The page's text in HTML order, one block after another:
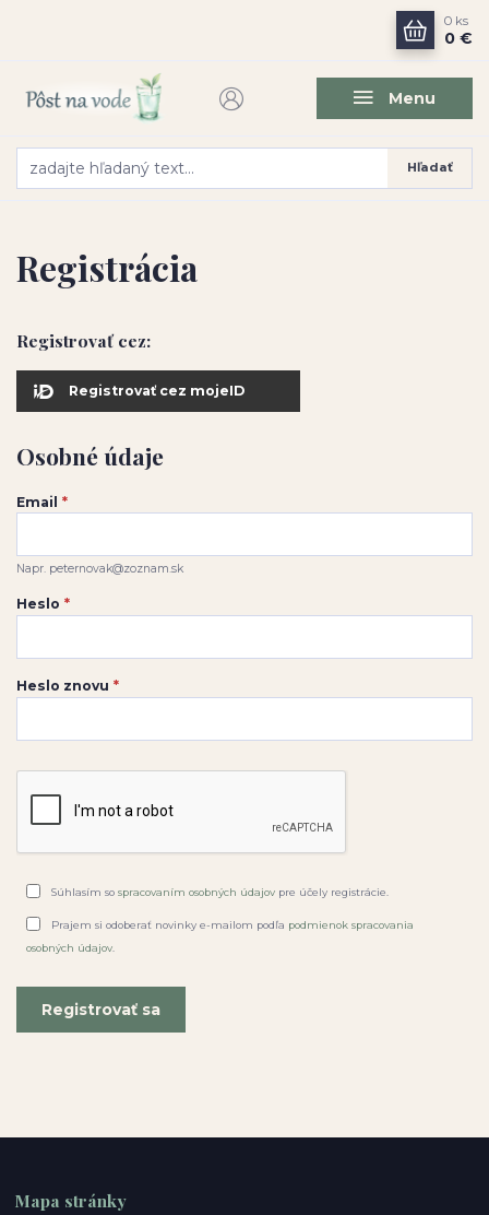
Menu
Hľadať
0 ks
0 €
Registrácia
Registrovať cez:
Registrovať cez mojeID
Osobné údaje
Email *
Napr. peternovak@zoznam.sk
Heslo *
Heslo znovu *
Súhlasím so spracovaním osobných údajovpre účely registrácie.
Prajem si odoberať novinky e-mailom podľa podmienok spracovania
osobných údajov.
Registrovať sa
Mapa stránky